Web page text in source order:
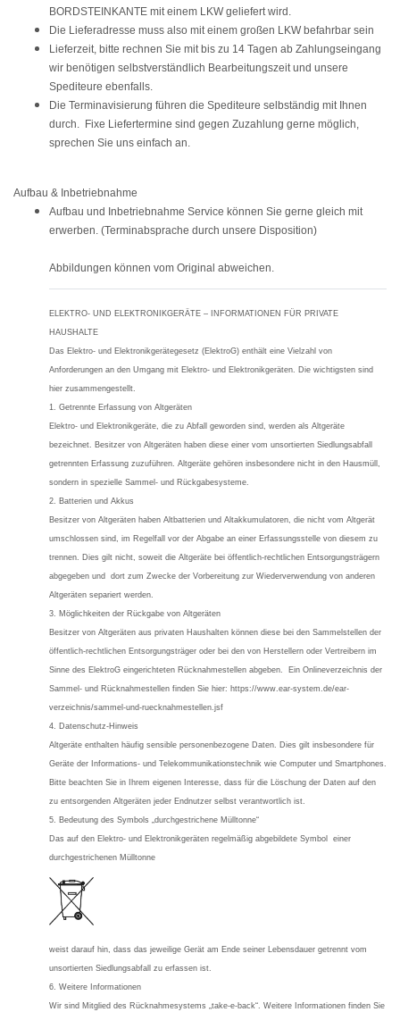
BORDSTEINKANTE mit einem LKW geliefert wird.
Die Lieferadresse muss also mit einem großen LKW befahrbar sein
Lieferzeit, bitte rechnen Sie mit bis zu 14 Tagen ab Zahlungseingang
wir benötigen selbstverständlich Bearbeitungszeit und unsere
Spediteure ebenfalls.
Die Terminavisierung führen die Spediteure selbständig mit Ihnen
durch. Fixe Liefertermine sind gegen Zuzahlung gerne möglich,
sprechen Sie uns einfach an.
Aufbau & Inbetriebnahme
Aufbau und Inbetriebnahme Service können Sie gerne gleich mit
erwerben. (Terminabsprache durch unsere Disposition)
Abbildungen können vom Original abweichen.
ELEKTRO- UND ELEKTRONIKGERÄTE – INFORMATIONEN FÜR PRIVATE
HAUSHALTE
Das Elektro- und Elektronikgerätegesetz (ElektroG) enthält eine Vielzahl von
Anforderungen an den Umgang mit Elektro- und Elektronikgeräten. Die wichtigsten sind
hier zusammengestellt.
1. Getrennte Erfassung von Altgeräten
Elektro- und Elektronikgeräte, die zu Abfall geworden sind, werden als Altgeräte
bezeichnet. Besitzer von Altgeräten haben diese einer vom unsortierten Siedlungsabfall
getrennten Erfassung zuzuführen. Altgeräte gehören insbesondere nicht in den Hausmüll,
sondern in spezielle Sammel- und Rückgabesysteme.
2. Batterien und Akkus
Besitzer von Altgeräten haben Altbatterien und Altakkumulatoren, die nicht vom Altgerät
umschlossen sind, im Regelfall vor der Abgabe an einer Erfassungsstelle von diesem zu
trennen. Dies gilt nicht, soweit die Altgeräte bei öffentlich-rechtlichen Entsorgungsträgern
abgegeben und dort zum Zwecke der Vorbereitung zur Wiederverwendung von anderen
Altgeräten separiert werden.
3. Möglichkeiten der Rückgabe von Altgeräten
Besitzer von Altgeräten aus privaten Haushalten können diese bei den Sammelstellen der
öffentlich-rechtlichen Entsorgungsträger oder bei den von Herstellern oder Vertreibern im
Sinne des ElektroG eingerichteten Rücknahmestellen abgeben. Ein Onlineverzeichnis der
Sammel- und Rücknahmestellen finden Sie hier: https://www.ear-system.de/ear-
verzeichnis/sammel-und-ruecknahmestellen.jsf
4. Datenschutz-Hinweis
Altgeräte enthalten häufig sensible personenbezogene Daten. Dies gilt insbesondere für
Geräte der Informations- und Telekommunikationstechnik wie Computer und Smartphones.
Bitte beachten Sie in Ihrem eigenen Interesse, dass für die Löschung der Daten auf den
zu entsorgenden Altgeräten jeder Endnutzer selbst verantwortlich ist.
5. Bedeutung des Symbols „durchgestrichene Mülltonne“
Das auf den Elektro- und Elektronikgeräten regelmäßig abgebildete Symbol einer
durchgestrichenen Mülltonne
weist darauf hin, dass das jeweilige Gerät am Ende seiner Lebensdauer getrennt vom
unsortierten Siedlungsabfall zu erfassen ist.
6. Weitere Informationen
Wir sind Mitglied des Rücknahmesystems „take-e-back“. Weitere Informationen finden Sie